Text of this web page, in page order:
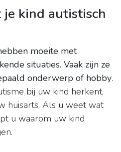
je kind autistisch
moeite met
situaties. Vaak zijn ze
onderwerp of hobby.
bij uw kind herkent,
huisarts. Als u weet wat
u waarom uw kind